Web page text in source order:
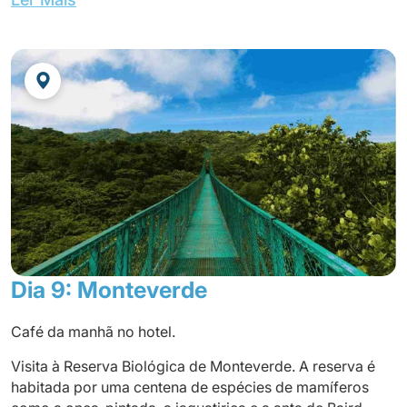
Jantar no hotel
OPCIONAL:
Visita ao Refúgio do Gato (Las Pumas) USD. 14.00
P/pessoa
JAGUARUNDI LODGE ou Similar
Dia 9: Monteverde
Café da manhã no hotel.
Visita à Reserva Biológica de Monteverde. A reserva é
habitada por uma centena de espécies de mamíferos